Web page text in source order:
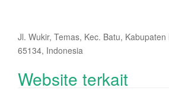
Jl. Wukir, Temas, Kec. Batu,
65134, Indonesia
Website terkait